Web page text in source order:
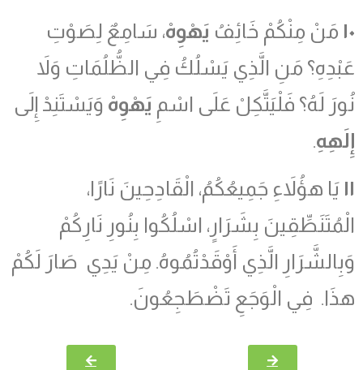
١٠ مَنْ مِنْكُمْ خَائِفُ يَهْوِهْ، سَامِعٌ لِصَوْتِ
عَبْدِهِ؟ مَنِ الَّذِي يَسْلُكُ فِي الظُّلُمَاتِ وَلاَ
نُورَ لَهُ؟ فَلْيَتَّكِلْ عَلَى اسْمِ يَهْوِهْ وَيَسْتَنِدْ إِلَى
إِلَهِهِ.
١١ يَا هؤُلاَءِ جَمِيعُكُمُ، الْقَادِحِينَ نَارًا،
الْمُتَنَطِّقِينَ بِشَرَارٍ، اسْلُكُوا بِنُورِ نَارِكُمْ
وَبِالشَّرَارِ الَّذِي أَوْقَدْتُمُوهُ. مِنْ يَدِي صَارَ لَكُمْ
هذَا. فِي الْوَجَعِ تَضْطَجِعُونَ.